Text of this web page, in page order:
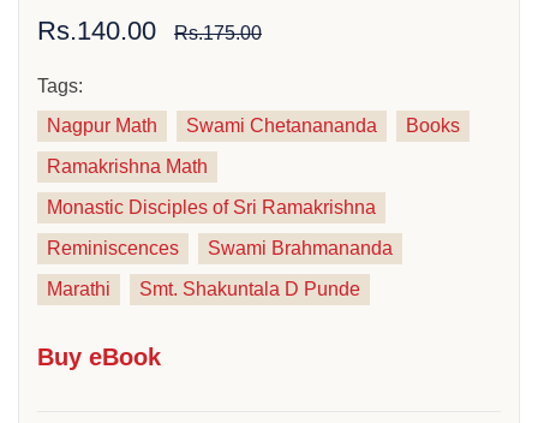
Rs.140.00 Rs.175.00
Tags:
Nagpur Math
Swami Chetanananda
Books
Ramakrishna Math
Monastic Disciples of Sri Ramakrishna
Reminiscences
Swami Brahmananda
Marathi
Smt. Shakuntala D Punde
Buy eBook